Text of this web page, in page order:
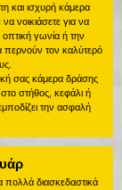
και ισχυρή κάμερα
νοικιάσετε για να
γωνία ή την
περνούν τον καλύτερό
σας κάμερα δράσης
στήθος, κεφάλι ή
την ασφαλή
πολλά διασκεδαστικά